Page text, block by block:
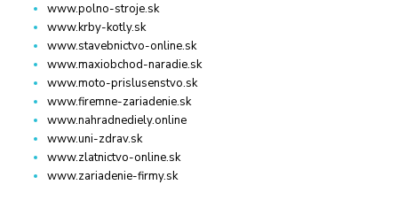
www.polno-stroje.sk
www.krby-kotly.sk
www.stavebnictvo-online.sk
www.maxiobchod-naradie.sk
www.moto-prislusenstvo.sk
www.firemne-zariadenie.sk
www.nahradnediely.online
www.uni-zdrav.sk
www.zlatnictvo-online.sk
www.zariadenie-firmy.sk